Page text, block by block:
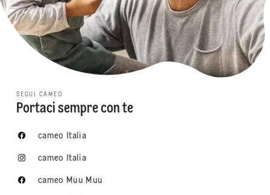
SEGUI CAMEO
Portaci sempre con te
cameo Italia
cameo Italia
cameo Muu Muu